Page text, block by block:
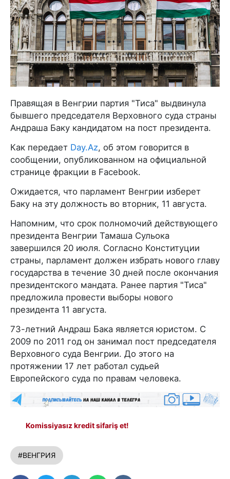
Правящая в Венгрии партия "Тиса" выдвинула
бывшего председателя Верховного суда страны
Андраша Баку кандидатом на пост президента.
Как передает Day.Az, об этом говорится в
сообщении, опубликованном на официальной
странице фракции в Facebook.
Ожидается, что парламент Венгрии изберет
Баку на эту должность во вторник, 11 августа.
Напомним, что срок полномочий действующего
президента Венгрии Тамаша Сульока
завершился 20 июля. Согласно Конституции
страны, парламент должен избрать нового главу
государства в течение 30 дней после окончания
президентского мандата. Ранее партия "Тиса"
предложила провести выборы нового
президента 11 августа.
73-летний Андраш Бака является юристом. С
2009 по 2011 год он занимал пост председателя
Верховного суда Венгрии. До этого на
протяжении 17 лет работал судьей
Европейского суда по правам человека.
Komissiyasız kredit sifariş et!
#ВЕНГРИЯ